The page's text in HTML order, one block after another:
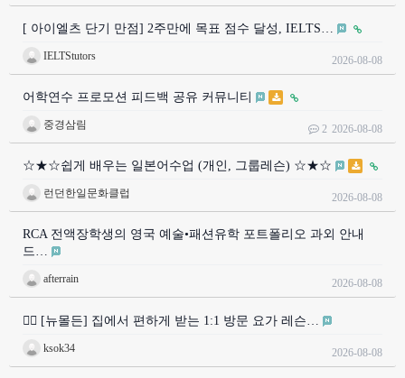
[ 아이엘츠 단기 만점] 2주만에 목표 점수 달성, IELTS…
IELTStutors 2026-08-08
어학연수 프로모션 피드백 공유 커뮤니티
중경삼림 2 2026-08-08
☆★☆쉽게 배우는 일본어수업 (개인, 그룹레슨) ☆★☆
런던한일문화클럽 2026-08-08
RCA 전액장학생의 영국 예술•패션유학 포트폴리오 과외 안내
드…
afterrain 2026-08-08
🧘‍♀️ [뉴몰든] 집에서 편하게 받는 1:1 방문 요가 레슨…
ksok34 2026-08-08